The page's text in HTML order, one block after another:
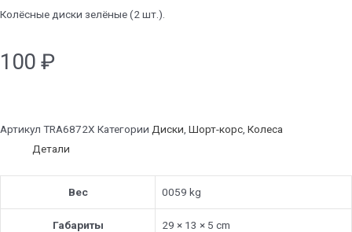
Колёсные диски зелёные (2 шт.).
100 ₽
Артикул TRA6872X Категории Диски, Шорт-корс, Колеса
Детали
Вес 0059 kg
Габариты 29 × 13 × 5 cm